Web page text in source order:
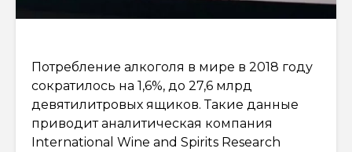
Потребление алкоголя в мире в 2018 году
сократилось на 1,6%, до 27,6 млрд
девятилитровых ящиков. Такие данные
приводит аналитическая компания
International Wine and Spirits Research